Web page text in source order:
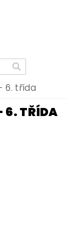
6. třída
6. TŘÍDA